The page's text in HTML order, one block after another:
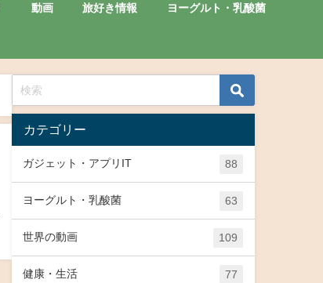
動画 旅好き情報 ヨーグルト・乳酸菌
カテゴリー
ガジェット・アプリIT 88
ヨーグルト・乳酸菌 63
世界の動画 109
健康・生活 77